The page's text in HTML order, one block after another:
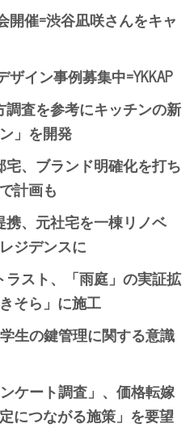
開催=渋谷凪咲さんをキャ
ザイン事例募集中=YKKAP
査を参考にキッチンの新
」を開発
、ブランド明確化を打ち
計画も
携、元社宅を一棟リノベ
ジデンスに
スト、「雨庭」の実証拡
そら」に施工
生の鍵管理に関する意識
ケート調査」、価格転嫁
につながる施策」を要望